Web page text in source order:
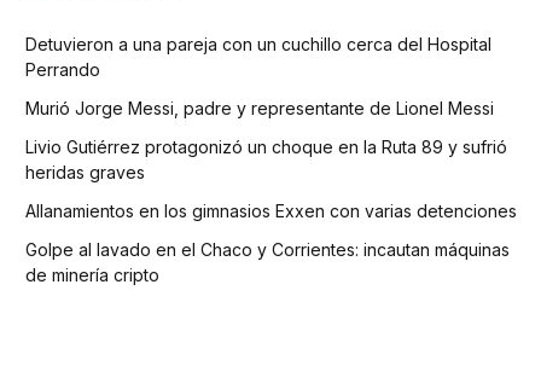
Detuvieron a una pareja con un cuchillo cerca del Hospital
Perrando
Murió Jorge Messi, padre y representante de Lionel Messi
Livio Gutiérrez protagonizó un choque en la Ruta 89 y sufrió
heridas graves
Allanamientos en los gimnasios Exxen con varias detenciones
Golpe al lavado en el Chaco y Corrientes: incautan máquinas
de minería cripto